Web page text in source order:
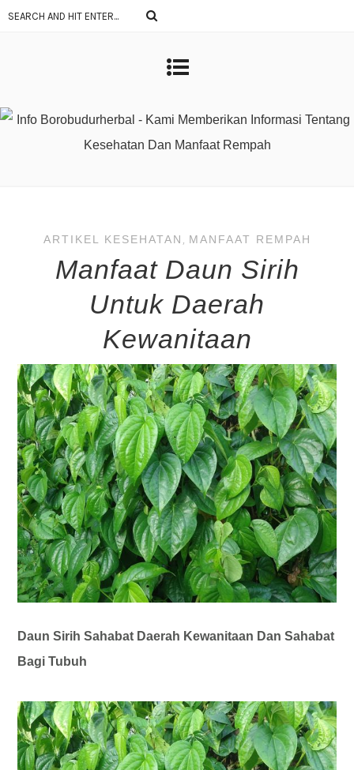
ARTIKEL KESEHATAN MANFAAT REMPAH
Manfaat Daun Sirih
Untuk Daerah
Kewanitaan
Daun Sirih Sahabat Daerah Kewanitaan Dan Sahabat
Bagi Tubuh